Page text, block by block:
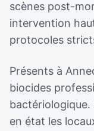
scènes post-
intervention
protocoles
Présents à
biocides
en état les